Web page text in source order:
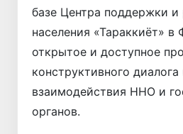
базе Центра поддержки и
населения «Тараккиёт» в
открытое и доступное
конструктивного диалога
взаимодействия ННО и
органов.